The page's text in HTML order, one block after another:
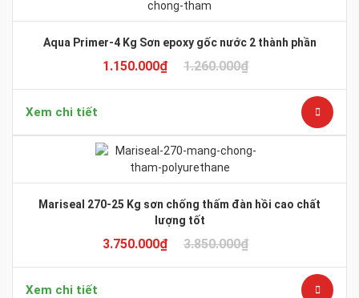
Aqua Primer-4 Kg Sơn epoxy gốc nước 2 thành phần
1.150.000₫ 1.260.000₫
Xem chi tiết
Mariseal 270-25 Kg sơn chống thấm đàn hồi cao chất
lượng tốt
3.750.000₫ 3.850.000₫
Xem chi tiết